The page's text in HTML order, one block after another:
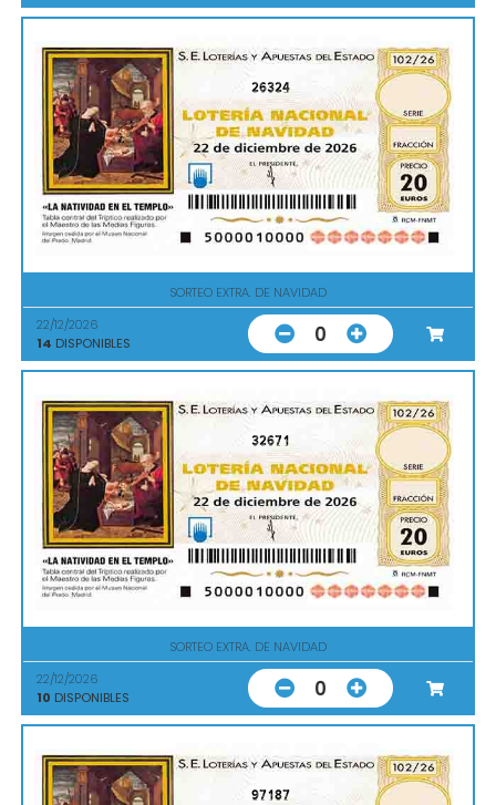
26324
SORTEO EXTRA. DE NAVIDAD
22/12/2026
14 DISPONIBLES 0
32671
SORTEO EXTRA. DE NAVIDAD
22/12/2026
10 DISPONIBLES 0
97187